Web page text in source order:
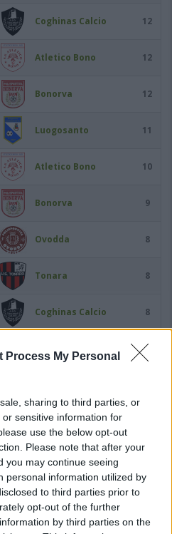
Process My Personal
sharing to third parties, or
sensitive information for
use the below opt-out
Please note that after your
you may continue seeing
personal information utilized by
to third parties prior to
opt-out of the further
by third parties on the
Coghinas Calcio 12
Atletico Bono 12
Bonorva 12
Luogosanto 11
Atletico Bono 10
Bonorva 9
Ovodda 8
Tonara 8
Coghinas Calcio 8
7
Arzachena Academy
Stintino
Coghinas Calcio
Luogosanto